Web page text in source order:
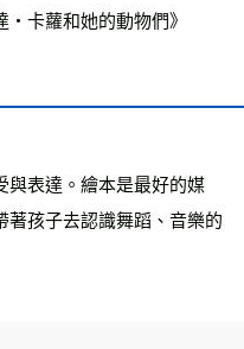
‧卡蘿和她的動物們》
與表達。繪本是最好的媒
著孩子去認識舞蹈、音樂的